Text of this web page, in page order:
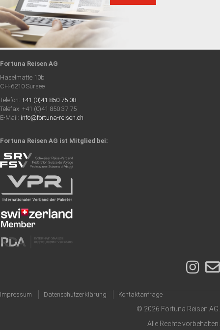
Fortuna Reisen AG
Haselmatte 10b
CH-6210 Sursee
Telefon: +41 (0)41 850 75 08
Telefax: +41 (0)41 850 37 75
E-Mail: info@fortuna-reisen.ch
Fortuna Reisen AG ist Mitglied bei:
Impressum Datenschutzerklärung Kontaktanfrage
© 2026 Fortuna Reisen AG.
Alle Rechte vorbehalten.